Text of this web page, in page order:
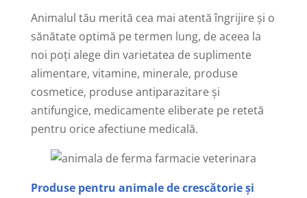
Animalul tău merită cea mai atentă îngrijire şi o
sănătate optimă pe termen lung, de aceea la
noi poţi alege din varietatea de suplimente
alimentare, vitamine, minerale, produse
cosmetice, produse antiparazitare şi
antifungice, medicamente eliberate pe retetă
pentru orice afectiune medicală.
Produse pentru animale de crescătorie şi